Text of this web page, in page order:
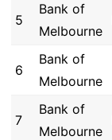
5
Bank of
Melbourne
6
Bank of
Melbourne
7
Bank of
Melbourne